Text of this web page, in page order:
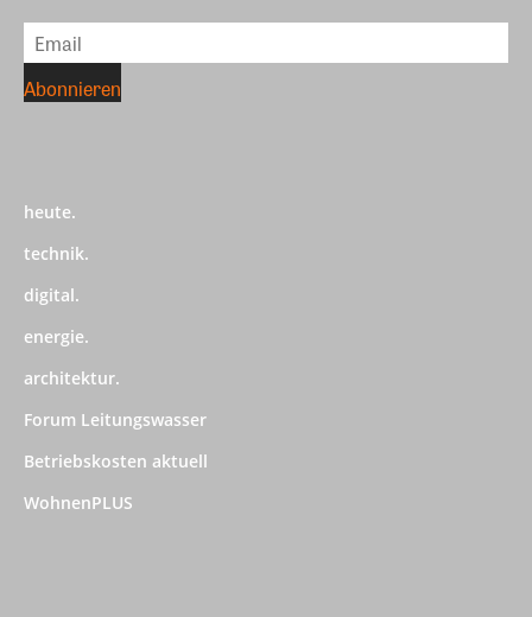
heute.
technik.
digital.
energie.
architektur.
Forum Leitungswasser
Betriebskosten aktuell
WohnenPLUS